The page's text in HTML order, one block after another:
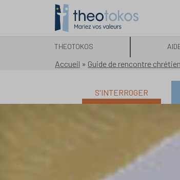
THEOTOKOS
Accueil » Guide de rencontre
S'INTERROGER